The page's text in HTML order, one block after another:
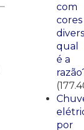
com
cores
qual
é a
por